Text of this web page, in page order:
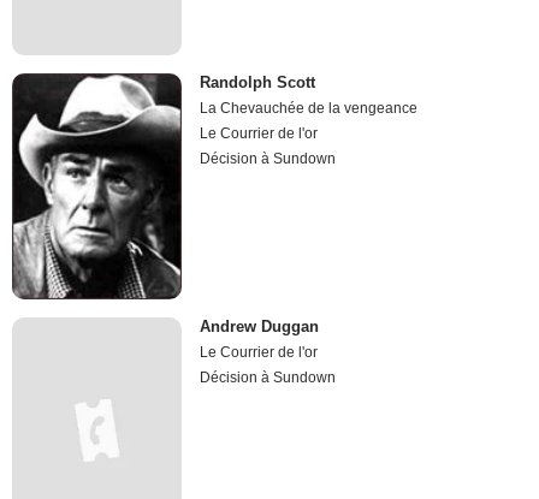
Randolph Scott
La Chevauchée de la vengeance
Le Courrier de l'or
Décision à Sundown
Andrew Duggan
Le Courrier de l'or
Décision à Sundown